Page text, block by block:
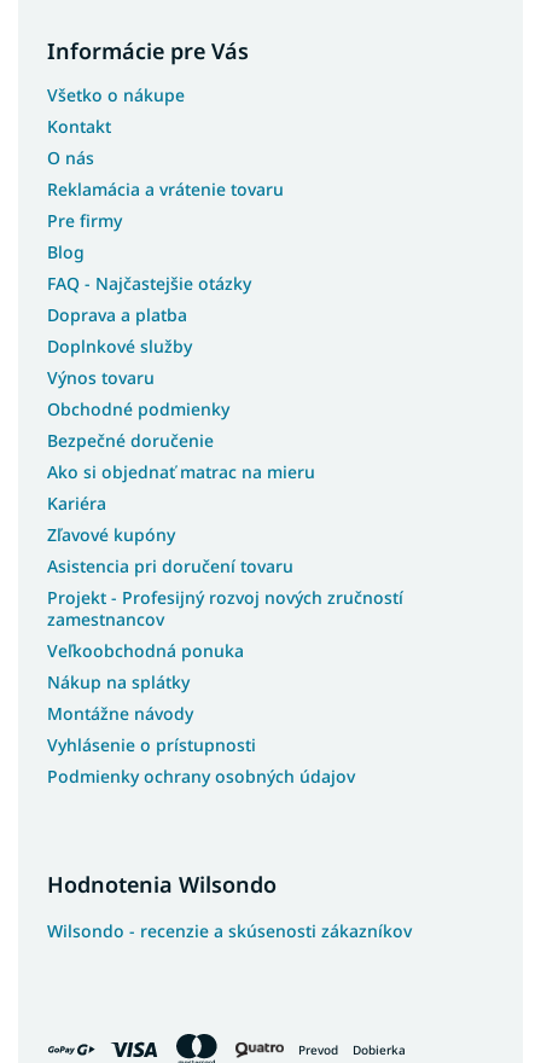
Informácie pre Vás
Všetko o nákupe
Kontakt
O nás
Reklamácia a vrátenie tovaru
Pre firmy
Blog
FAQ - Najčastejšie otázky
Doprava a platba
Doplnkové služby
Výnos tovaru
Obchodné podmienky
Bezpečné doručenie
Ako si objednať matrac na mieru
Kariéra
Zľavové kupóny
Asistencia pri doručení tovaru
Projekt - Profesijný rozvoj nových zručností
zamestnancov
Veľkoobchodná ponuka
Nákup na splátky
Montážne návody
Vyhlásenie o prístupnosti
Podmienky ochrany osobných údajov
Hodnotenia Wilsondo
Wilsondo - recenzie a skúsenosti zákazníkov
Prevod Dobierka